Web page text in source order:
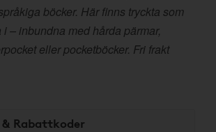
böcker. Här finns tryckta som
– inbundna med hårda pärmar,
eller pocketböcker. Fri frakt
Rabattkoder